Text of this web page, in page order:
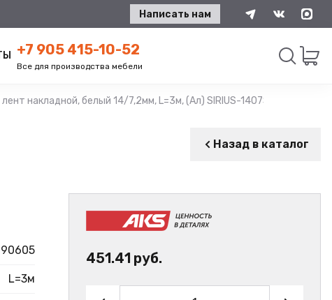
Написать нам
+7 905 415-10-52
Все для производства мебели
накладной, белый 14/7,2мм, L=3м, (Ал) SIRIUS-1407S AKS
Назад в каталог
90605
L=3м
451.41 руб.